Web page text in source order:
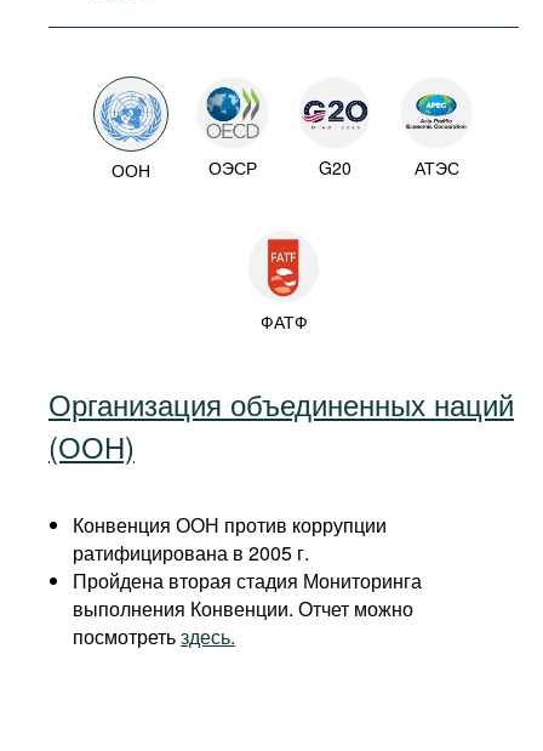
ООН ОЭСР G20 АТЭС
ФАТФ
Организация объединенных наций
(ООН)
Конвенция ООН против коррупции
ратифицирована в 2005 г.
Пройдена вторая стадия Мониторинга
выполнения Конвенции. Отчет можно
посмотретьздесь.